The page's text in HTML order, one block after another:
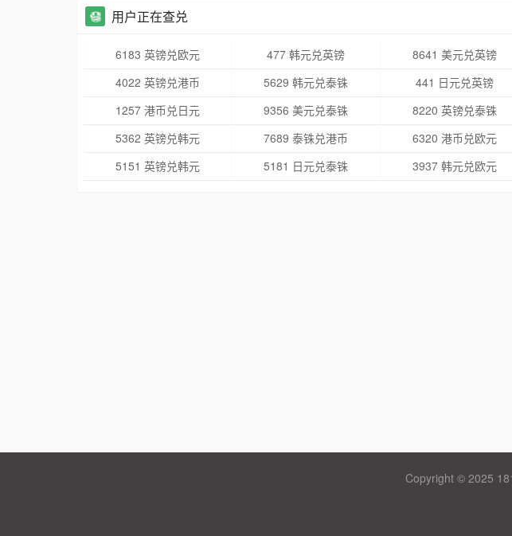
用户正在查兑
6183 英镑兑欧元 477 韩元兑英镑 8641 美元兑英镑
4022 英镑兑港币
5629 韩元兑泰铢 441 日元兑英镑
1257 港币兑日元
9356 美元兑泰铢 8220 英镑兑泰铢
5362 英镑兑韩元
7689 泰铢兑港币 6320 港币兑欧元
5151 英镑兑韩元
5181 日元兑泰铢 3937 韩元兑欧元
Copyright © 2025